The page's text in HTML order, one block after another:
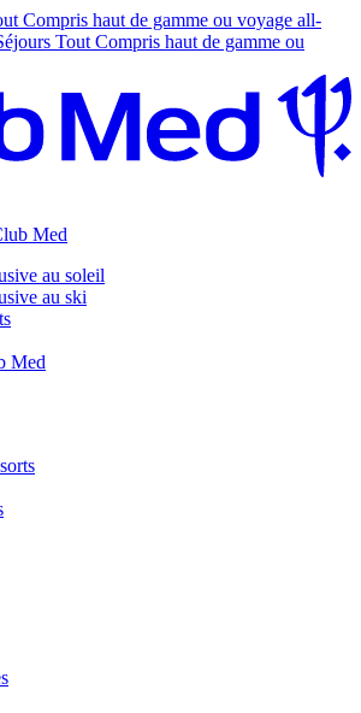
Compris haut de gamme ou voyage all-
Tout Compris haut de gamme ou
Med
au soleil
au ski
Med